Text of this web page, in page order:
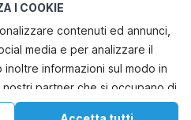
I COOKIE
contenuti ed annunci,
media e per analizzare il
informazioni sul modo in
partner che si occupano di
e social media, i quali
per le
le vacanze
bayeux